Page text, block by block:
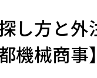
し方と
機械商事】